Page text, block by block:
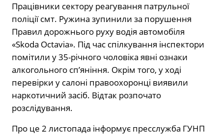
Працівники сектору реагування патрульної
поліції смт. Ружина зупинили за порушення
Правил дорожнього руху водія автомобіля
«Skoda Octavia». Під час спілкування інспектори
помітили у 35-річного чоловіка явні ознаки
алкогольного сп’яніння. Окрім того, у ході
перевірки у салоні правоохоронці виявили
наркотичний засіб. Відтак розпочато
розслідування.
Про це 2 листопада інформує пресслужба ГУНП